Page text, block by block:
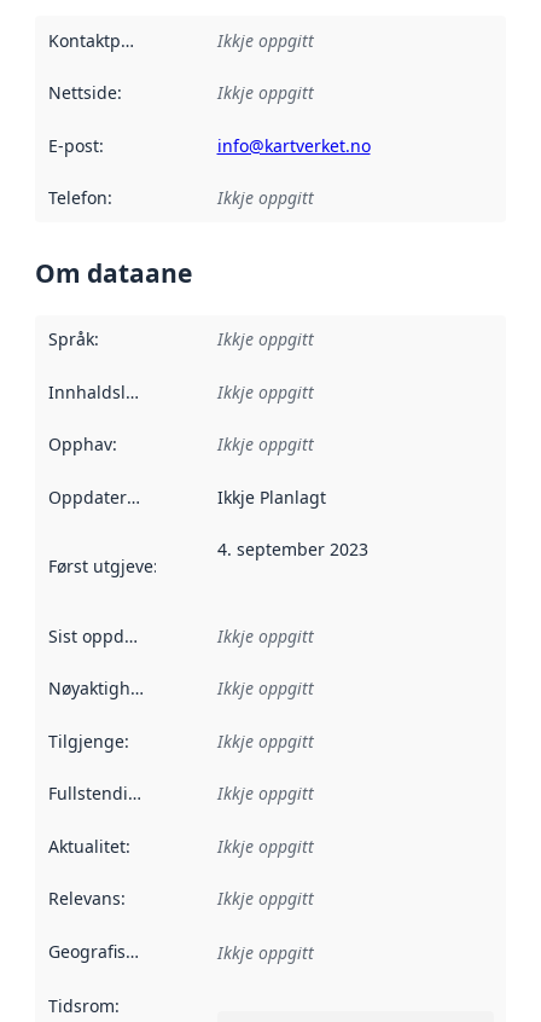
Kontaktpunkt Ikkje oppgitt
Nettside: Ikkje oppgitt
E-post: info@kartverket.no
Telefon: Ikkje oppgitt
Om dataane
Språk: Ikkje oppgitt
Innhaldsleverandørar :
Ikkje oppgitt
Opphav: Ikkje oppgitt
Oppdateringsfrekvens :
Ikkje Planlagt
Først utgjeve: Denne datoen seier når dataa i dette
4. september 2023
Sist oppdatert Ikkje oppgitt
Nøyaktigheit Ikkje oppgitt
Tilgjenge: Ikkje oppgitt
Fullstendigheit Ikkje oppgitt
Aktualitet: Ikkje oppgitt
Relevans: Ikkje oppgitt
Geografisk område Ikkje oppgitt
Tidsrom: